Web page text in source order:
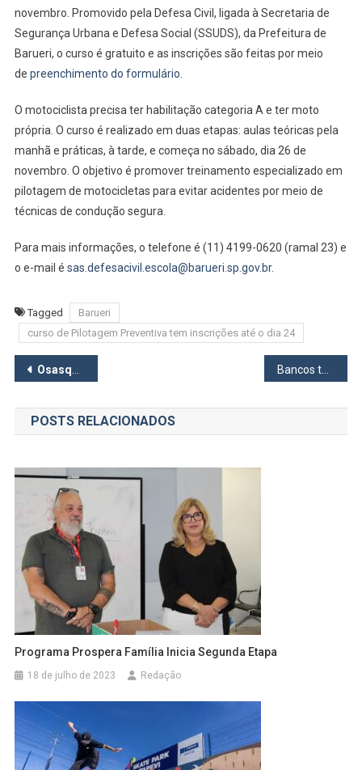
Até
novembro. Promovido pela Defesa Civil, ligada à Secretaria de
Segurança Urbana e Defesa Social (SSUDS), da Prefeitura de
Barueri, o curso é gratuito e as inscrições são feitas por meio
de preenchimento do formulário
O motociclista precisa ter habilitação categoria A e ter moto
própria. O curso é realizado em duas etapas: aulas teóricas pela
manhã e práticas, à tarde, e começa no sábado, dia 26 de
novembro. O objetivo é promover treinamento especializado em
pilotagem de motocicletas para evitar acidentes por meio de
técnicas de condução segura.
Para mais informações, o telefone é (11) 4199-0620 (ramal 23) e
o e-mail é sas.defesacivil.escola@barueri.sp.gov.br.
Tagged
Barueri
curso de Pilotagem Preventiva tem inscrições até o dia 24
Navegação
de
Post
Osasquense vence torneio internacional de xadrez
POSTS RELACIONADOS
Programa Prospera Família Inicia Segunda Etapa
18 de julho de 2023 Redação